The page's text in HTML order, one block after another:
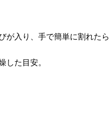
が入り、手で簡単に割れたら
した目安。